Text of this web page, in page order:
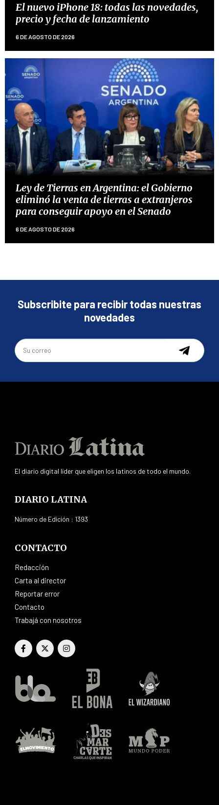
El nuevo iPhone 18: todas las novedades,
precio y fecha de lanzamiento
6 DE AGOSTO DE 2026
Ley de Tierras en Argentina: el Gobierno
eliminó la venta de tierras a extranjeros
para conseguir apoyo en el Senado
6 DE AGOSTO DE 2026
Subscribite para recibir todas nuestras
novedades
El diario digital líder que eligen los latinos de todo el mundo.
DIARIO LATINA
Número de Edición : 1393
CONTACTO
Redacción
Carta al director
Reportar error
Contacto
Trabajá con nosotros